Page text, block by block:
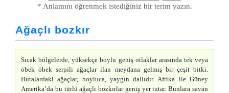
* Anlamını öğrenmek istediğiniz bir terim yazın.
Ağaçlı bozkır
Sıcak bölgelerde, yüksekçe boylu geniş otlaklar arasında tek veya
öbek öbek serpili ağaçlar ilan meydana gelmiş bir çeşit bitki.
Buralardaki ağaçlar, boyluca, yaygın dallıdır. Afrika ile Güney
Amerika’da bu türlü ağaçlı bozkırlar geniş yer tutar. Bunlara savan